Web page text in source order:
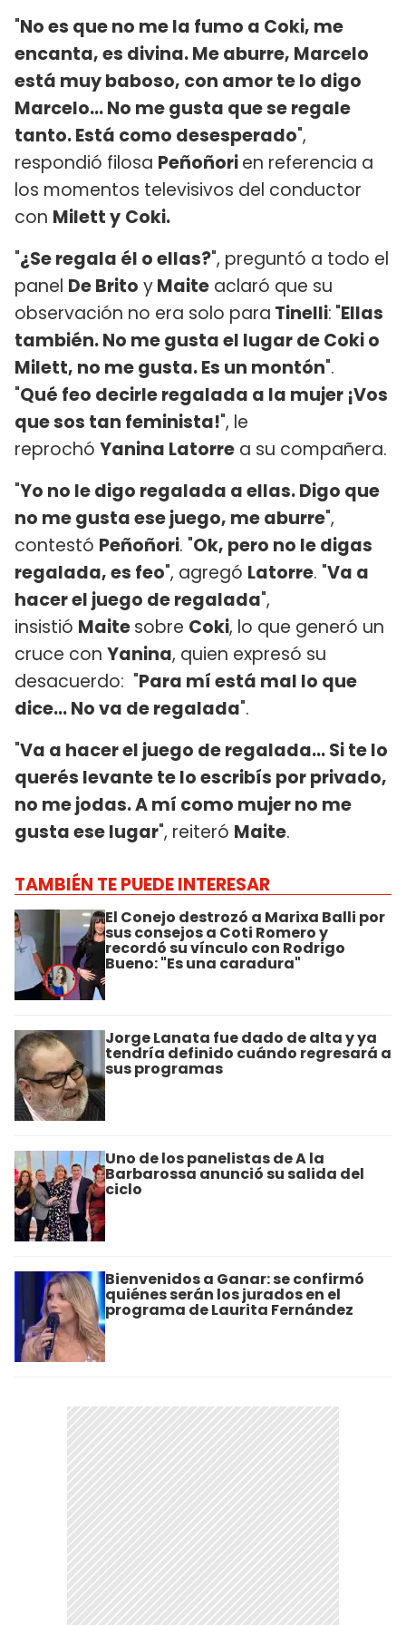
"No es que no me la fumo a Coki, me
encanta, es divina. Me aburre, Marcelo
está muy baboso, con amor te lo digo
Marcelo... No me gusta que se regale
tanto. Está como desesperado",
respondió filosa Peñoñorien referencia a
los momentos televisivos del conductor
con Milett y Coki.
"¿Se regala él o ellas?", preguntó a todo el
panel De Brito yMaite aclaró que su
observación no era solo para Tinelli: "Ellas
también. No me gusta el lugar de Coki o
Milett, no me gusta. Es un montón".
"Qué feo decirle regalada a la mujer ¡Vos
que sos tan feminista!", le
reprochó Yanina Latorre a su compañera.
"Yo no le digo regalada a ellas. Digo que
no me gusta ese juego, me aburre",
contestó Peñoñori. "Ok, pero no le digas
regalada, es feo", agregó Latorre. "Va a
hacer el juego de regalada",
insistió Maitesobre Coki, lo que generó un
cruce con Yanina, quien expresó su
desacuerdo: "Para mí está mal lo que
dice... No va de regalada".
"Va a hacer el juego de regalada... Si te lo
querés levante te lo escribís por privado,
no me jodas. A mí como mujer no me
gusta ese lugar", reiteró Maite.
TAMBIÉN TE PUEDE INTERESAR
El Conejo destrozó a Marixa Balli por
sus consejos a Coti Romero y
recordó su vínculo con Rodrigo
Bueno: "Es una caradura"
Jorge Lanata fue dado de alta y ya
tendría definido cuándo regresará a
sus programas
Uno de los panelistas de A la
Barbarossa anunció su salida del
ciclo
Bienvenidos a Ganar: se confirmó
quiénes serán los jurados en el
programa de Laurita Fernández